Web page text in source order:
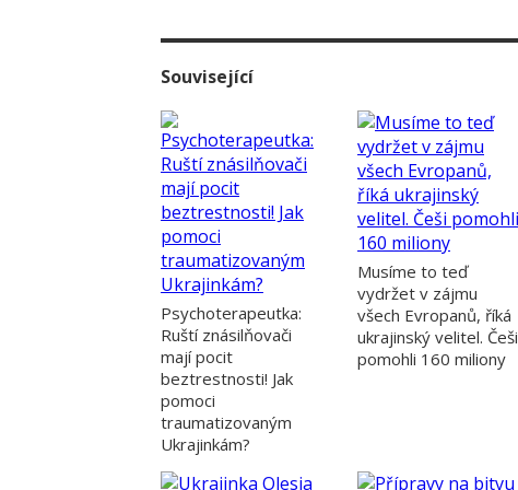
Související
Psychoterapeutka:
Ruští znásilňovači
mají pocit
beztrestnosti! Jak
pomoci
traumatizovaným
Ukrajinkám?
Musíme to teď
vydržet v zájmu
všech Evropanů, říká
ukrajinský velitel. Češi
pomohli 160 miliony